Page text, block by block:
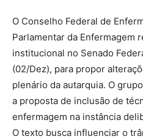
O Conselho Federal de
Parlamentar da Enfermagem
institucional no Senado
(02/Dez), para propor
plenário da autarquia. O
a proposta de inclusão de
enfermagem na instância
O texto busca influenciar o